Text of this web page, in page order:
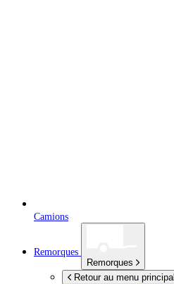
Camions
Remorques
Remorques
Retour au menu principal